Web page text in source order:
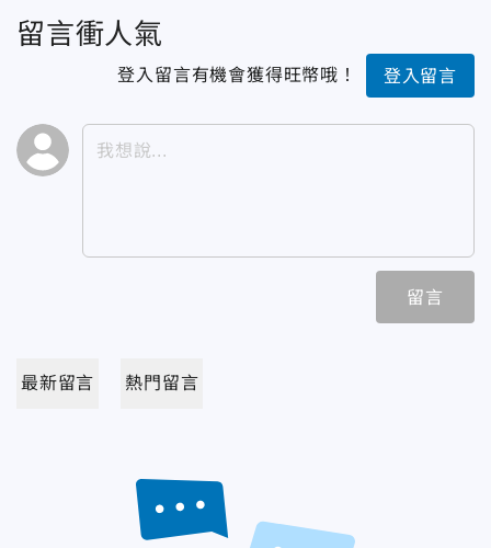
留言衝人氣
登入留言有機會獲得旺幣哦！ 登入留言
留言
最新留言 熱門留言